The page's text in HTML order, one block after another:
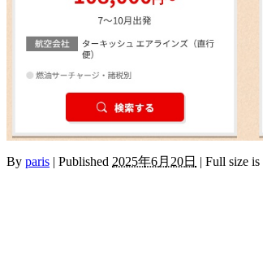
By paris | Published 2025年6月20日 | Full size is